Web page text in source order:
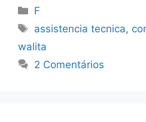
Categorias
F
Tags
assistencia tecnica,
walita
2 Comentários